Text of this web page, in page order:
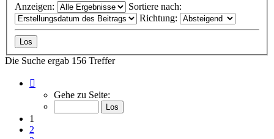
Anzeigen:
Sortiere nach:
Richtung:
Die Suche ergab 156 Treffer
von
Gehe zu Seite:
1
2